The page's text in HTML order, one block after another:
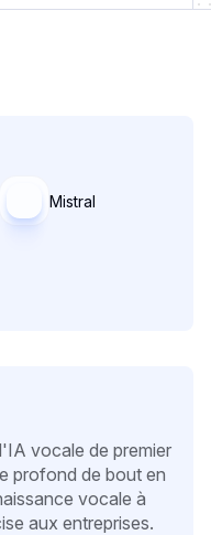
Mistral
vocale de premier
profond de bout en
vocale à
aux entreprises.